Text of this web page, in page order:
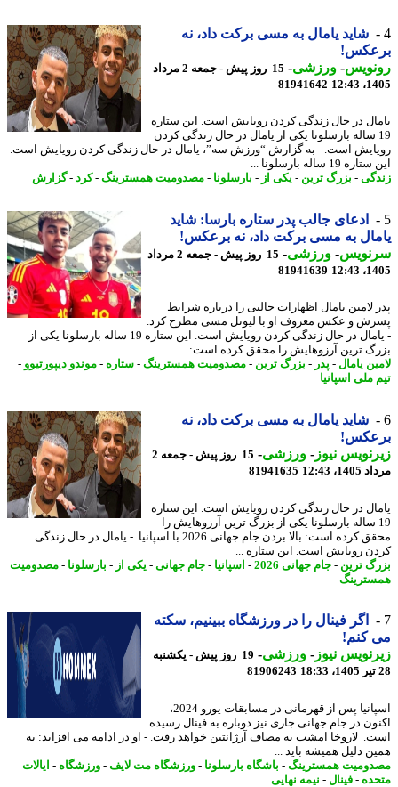
شاید یامال به مسی برکت داد، نه
-ورزشی-
15 روز پیش - جمعه 2 مرداد
81941642
در حال زندگی کردن رویایش است. این ستاره
ساله بارسلونا یکی از یامال در حال زندگی کردن
است. - به گزارش “ورزش سه”، یامال در حال زندگی کردن رویایش است.
19 ساله بارسلونا ...
-بزرگ ترین- یکی از-بارسلونا-مصدومیت همسترینگ -کرد-گزارش
ادعای جالب پدر ستاره بارسا: شاید
به مسی برکت داد، نه برعکس!
-ورزشی-
15 روز پیش - جمعه 2 مرداد
81941639
لامین یامال اظهارات جالبی را درباره شرایط
و عکس معروف او با لیونل مسی مطرح کرد.
- یامال در حال زندگی کردن رویایش است. این ستاره 19 ساله بارسلونا یکی از
ترین آرزوهایش را محقق کرده است:
یامال-پدر -بزرگ ترین- مصدومیت همسترینگ -ستاره-موندو دیپورتیوو -
ملی اسپانیا
شاید یامال به مسی برکت داد، نه
نیوز-ورزشی-
15 روز پیش - جمعه 2
12:43
81941635
در حال زندگی کردن رویایش است. این ستاره
ساله بارسلونا یکی از بزرگ ترین آرزوهایش را
محقق کرده است: بالا بردن جام جهانی 2026 با اسپانیا. - یامال در حال زندگی
رویایش است. این ستاره ...
ترین- جام جهانی 2026 -اسپانیا-جام جهانی-یکی از-بارسلونا-مصدومیت
اگر فینال را در ورزشگاه ببینیم، سکته
کنم!
نیوز-ورزشی-
19 روز پیش - یکشنبه
81906243
اسپانیا پس از قهرمانی در مسابقات یورو 2024،
در جام جهانی جاری نیز دوباره به فینال رسیده
لاروخا امشب به مصاف آرژانتین خواهد رفت. - او در ادامه می افزاید: به
دلیل همیشه باید ...
همسترینگ -باشگاه بارسلونا-ورزشگاه مت لایف -ورزشگاه-ایالات
-فینال-نیمه نهایی